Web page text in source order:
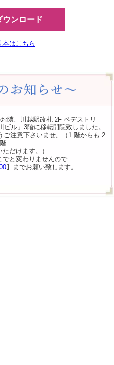
ウンロード
本はこちら
隣、川越駅改札 2F ペデストリ
ル」3階に移転開院致しました。
ご注意下さいませ。（1 階からも 2
階
だけます。）
でと変わりませんので
】までお願い致します。